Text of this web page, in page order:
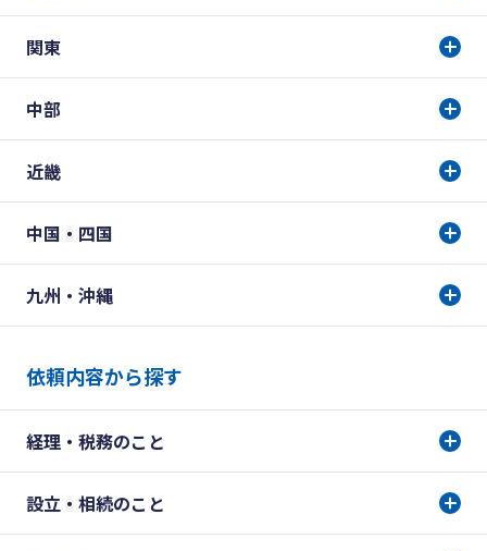
関東
中部
近畿
中国・四国
九州・沖縄
依頼内容から探す
経理・税務のこと
設立・相続のこと